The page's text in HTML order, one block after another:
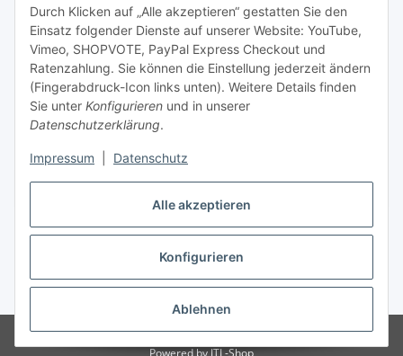
Alle akzeptieren
Konfigurieren
Ablehnen
Durch Klicken auf „Alle akzeptieren“ gestatten Sie den
Einsatz folgender Dienste auf unserer Website: YouTube,
Vimeo, SHOPVOTE, PayPal Express Checkout und
Ratenzahlung. Sie können die Einstellung jederzeit ändern
(Fingerabdruck-Icon links unten). Weitere Details finden
Sie unter Konfigurieren und in unserer
Datenschutzerklärung.
Impressum Datenschutz
Vertrag widerrufen
* Alle Preise inkl. gesetzlicher USt., zzgl.Versand
© © 2020 Koi- und Bonsaipark Herdecke GmbH
Powered by JTL-Shop